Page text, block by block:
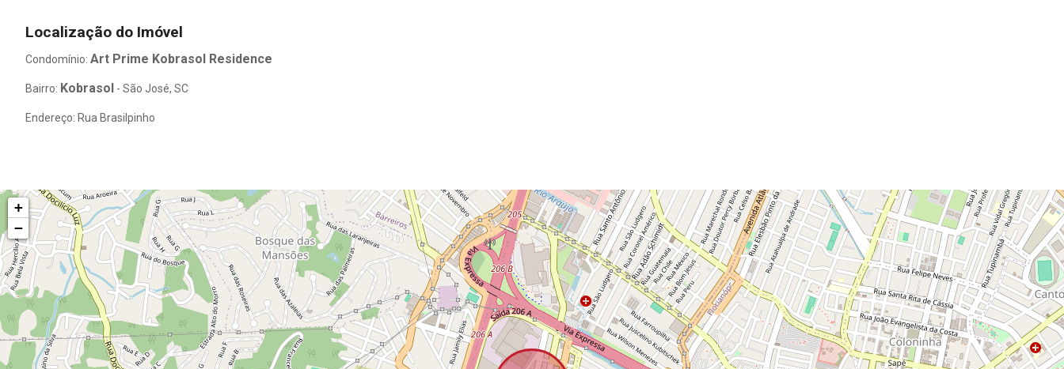
Localização do Imóvel
Condomínio: Art Prime Kobrasol Residence
Bairro: Kobrasol - São José, SC
Endereço: Rua Brasilpinho
+
−